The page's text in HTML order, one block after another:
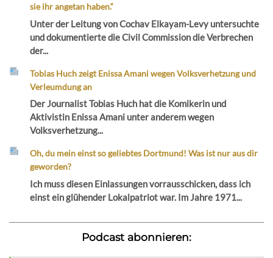
sie ihr angetan haben.“
Unter der Leitung von Cochav Elkayam-Levy untersuchte
und dokumentierte die Civil Commission die Verbrechen
der...
Tobias Huch zeigt Enissa Amani wegen Volksverhetzung und
Verleumdung an
Der Journalist Tobias Huch hat die Komikerin und
Aktivistin Enissa Amani unter anderem wegen
Volksverhetzung...
Oh, du mein einst so geliebtes Dortmund! Was ist nur aus dir
geworden?
Ich muss diesen Einlassungen vorrausschicken, dass ich
einst ein glühender Lokalpatriot war. Im Jahre 1971...
Podcast abonnieren: